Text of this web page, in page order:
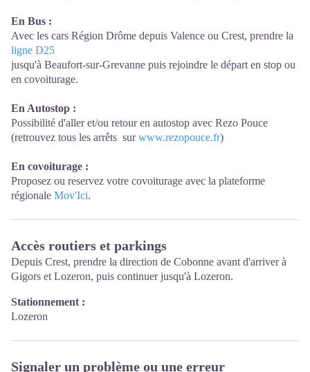
En Bus :
Avec les cars Région Drôme depuis Valence ou Crest, prendre la
ligne D25
jusqu'à Beaufort-sur-Grevanne puis rejoindre le départ en stop ou
en covoiturage.
En Autostop :
Possibilité d'aller et/ou retour en autostop avec Rezo Pouce
(retrouvez tous les arrêts surwww.rezopouce.fr)
En covoiturage :
Proposez ou reservez votre covoiturage avec la plateforme
régionale Mov'Ici.
Accès routiers et parkings
Depuis Crest, prendre la direction de Cobonne avant d'arriver à
Gigors et Lozeron, puis continuer jusqu'à Lozeron.
Stationnement :
Lozeron
Signaler un problème ou une erreur